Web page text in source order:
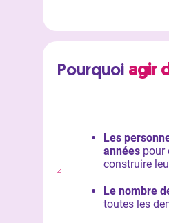
Pourquoi agir
Les
annéespour
construire
Le nombre
toutes les